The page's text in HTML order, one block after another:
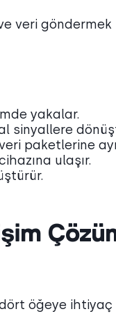
veri göndermek
yakalar.
sinyallere
paketlerine
ulaşır.
öğeye ihtiyaç